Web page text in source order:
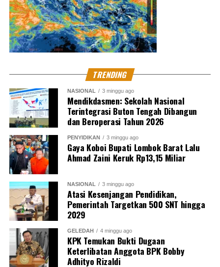
TRENDING
NASIONAL 3 minggu ago
Mendikdasmen: Sekolah Nasional
Terintegrasi Buton Tengah Dibangun
dan Beroperasi Tahun 2026
PENYIDIKAN 3 minggu ago
Gaya Koboi Bupati Lombok Barat Lalu
Ahmad Zaini Keruk Rp13,15 Miliar
NASIONAL 3 minggu ago
Atasi Kesenjangan Pendidikan,
Pemerintah Targetkan 500 SNT hingga
2029
GELEDAH 4 minggu ago
KPK Temukan Bukti Dugaan
Keterlibatan Anggota BPK Bobby
Adhityo Rizaldi